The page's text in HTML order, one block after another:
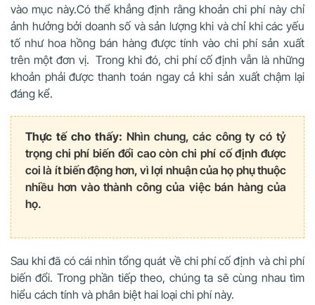
vào mục này.Có thể khẳng định rằng khoản chi phí này chỉ
ảnh hưởng bởi doanh số và sản lượng khi và chỉ khi các yếu
tố như hoa hồng bán hàng được tính vào chi phí sản xuất
trên một đơn vị. Trong khi đó, chi phí cố định vẫn là những
khoản phải được thanh toán ngay cả khi sản xuất chậm lại
đáng kể.
Thực tế cho thấy: Nhìn chung, các công ty có tỷ
trọng chi phí biến đổi cao còn chi phí cố định được
coi là ít biến động hơn, vì lợi nhuận của họ phụ thuộc
nhiều hơn vào thành công của việc bán hàng của
họ.
Sau khi đã có cái nhìn tổng quát về chi phí cố định và chi phí
biến đổi. Trong phần tiếp theo, chúng ta sẽ cùng nhau tìm
hiểu cách tính và phân biệt hai loại chi phí này.